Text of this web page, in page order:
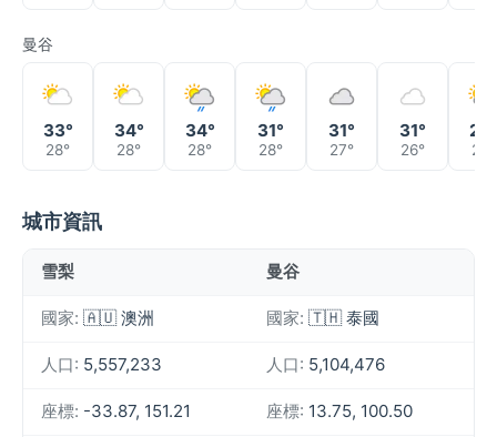
曼谷
33°
28°
34°
28°
34°
28°
31°
28°
31°
27°
31°
26° 26°
城市資訊
雪梨 曼谷
國家: 🇦🇺 澳洲 國家: 🇹🇭 泰國
人口: 5,557,233 人口: 5,104,476
座標: -33.87, 151.21 座標: 13.75, 100.50